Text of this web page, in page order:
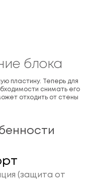
блока
пластину. Теперь для
снимать его
отходить от стены
(защита от